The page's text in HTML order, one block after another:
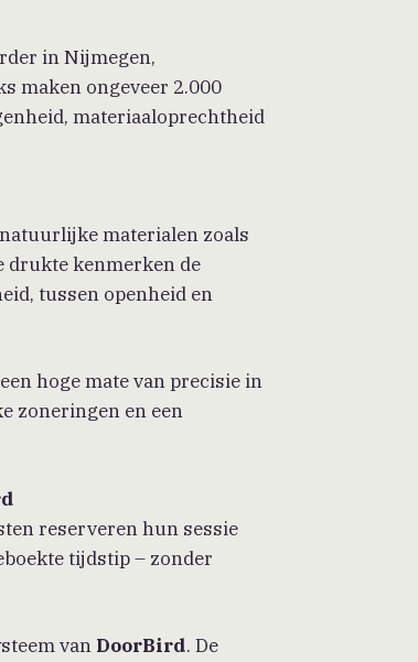
in Nijmegen,
maken ongeveer 2.000
materiaaloprechtheid
materialen zoals
drukte kenmerken de
tussen openheid en
hoge mate van precisie in
zoneringen en een
reserveren hun sessie
tijdstip – zonder
van DoorBird. De